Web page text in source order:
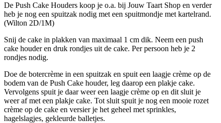
De Push Cake Houders koop je o.a. bij Jouw Taart Shop en verder
heb je nog een spuitzak nodig met een spuitmondje met kartelrand.
(Wilton 2D/1M)
Snij de cake in plakken van maximaal 1 cm dik. Neem een push
cake houder en druk rondjes uit de cake. Per persoon heb je 2
rondjes nodig.
Doe de botercrème in een spuitzak en spuit een laagje crème op de
bodem van de Push Cake houder, leg daarop een plakje cake.
Vervolgens spuit je daar weer een laagje crème op en dit sluit je
weer af met een plakje cake. Tot sluit spuit je nog een mooie rozet
crème op de cake en versier je het geheel met sprinkles,
hagelslagjes, gekleurde balletjes.